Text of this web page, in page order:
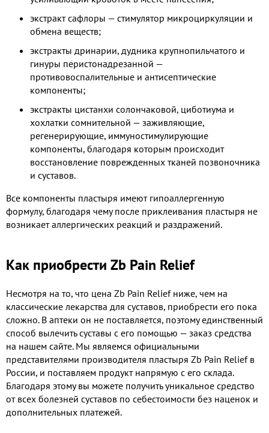
экстракт сафлоры — стимулятор микроциркуляции и
обмена веществ;
экстракты дринарии, дудника крупнопильчатого и
гинуры перистонадрезанной —
противовоспалительные и антисептические
компоненты;
экстракты цистанхи солончаковой, циботиума и
хохлатки сомнительной — заживляющие,
регенерирующие, иммуностимулирующие
компоненты, благодаря которым происходит
восстановление поврежденных тканей позвоночника
и суставов.
Все компоненты пластыря имеют гипоаллергенную
формулу, благодаря чему после приклеивания пластыря не
возникает аллергических реакций и раздражений.
Как приобрести Zb Pain Relief
Несмотря на то, что цена Zb Pain Relief ниже, чем на
классические лекарства для суставов, приобрести его пока
сложно. В аптеки он не поставляется, поэтому единственный
способ вылечить суставы с его помощью — заказ средства
на нашем сайте. Мы являемся официальными
представителями производителя пластыря Zb Pain Relief в
России, и поставляем продукт напрямую с его склада.
Благодаря этому вы можете получить уникальное средство
от всех болезней суставов по себестоимости без наценок и
дополнительных платежей.